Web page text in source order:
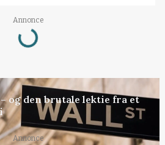
Annonce
Loading...
og den brutale lektie fra et
Annonce